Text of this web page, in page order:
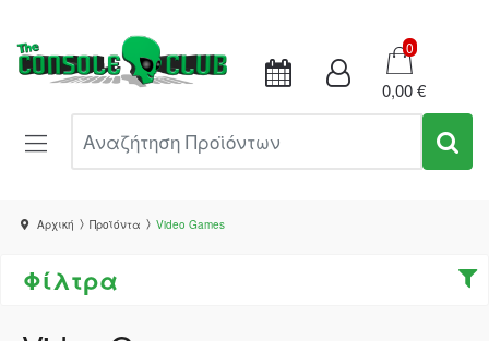
Καλάθι
0
0,00 €
Αρχική Προϊόντα Video Games
Φίλτρα